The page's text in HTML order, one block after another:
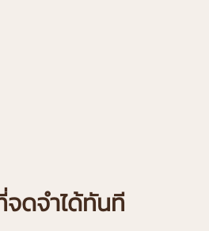
จดจำได้ทันที